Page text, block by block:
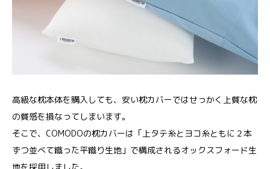
高級な枕本体を購入しても、安い枕カバーではせっかく上質な枕
の質感を損なってしまいます。
そこで、COMODOの枕カバーは「上タテ糸とヨコ糸ともに２本
ずつ並べて織った平織り生地」で構成されるオックスフォード生